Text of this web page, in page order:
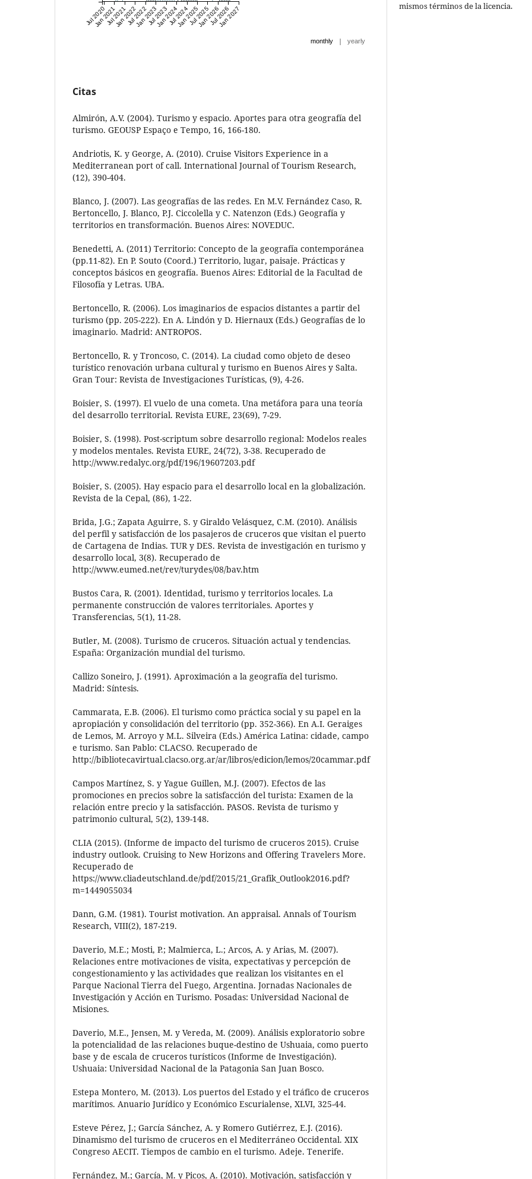
Jul 2020
Jan 2021Jul 2021
Jan 2022Jul 2022
Jan 2023Jul 2023
Jan 2024Jul 2024
Jan 2025Jul 2025
Jan 2026Jul 2026
Jan 2027
monthly | yearly
Citas
Almirón, A.V. (2004). Turismo y espacio. Aportes para otra geografía del
turismo. GEOUSP Espaço e Tempo, 16, 166-180.
Andriotis, K. y George, A. (2010). Cruise Visitors Experience in a
Mediterranean port of call. International Journal of Tourism Research,
(12), 390-404.
Blanco, J. (2007). Las geografías de las redes. En M.V. Fernández Caso, R.
Bertoncello, J. Blanco, P.J. Ciccolella y C. Natenzon (Eds.) Geografía y
territorios en transformación. Buenos Aires: NOVEDUC.
Benedetti, A. (2011) Territorio: Concepto de la geografía contemporánea
(pp.11-82). En P. Souto (Coord.) Territorio, lugar, paisaje. Prácticas y
conceptos básicos en geografía. Buenos Aires: Editorial de la Facultad de
Filosofía y Letras. UBA.
Bertoncello, R. (2006). Los imaginarios de espacios distantes a partir del
turismo (pp. 205-222). En A. Lindón y D. Hiernaux (Eds.) Geografías de lo
imaginario. Madrid: ANTROPOS.
Bertoncello, R. y Troncoso, C. (2014). La ciudad como objeto de deseo
turístico renovación urbana cultural y turismo en Buenos Aires y Salta.
Gran Tour: Revista de Investigaciones Turísticas, (9), 4-26.
Boisier, S. (1997). El vuelo de una cometa. Una metáfora para una teoría
del desarrollo territorial. Revista EURE, 23(69), 7-29.
Boisier, S. (1998). Post-scriptum sobre desarrollo regional: Modelos reales
y modelos mentales. Revista EURE, 24(72), 3-38. Recuperado de
http://www.redalyc.org/pdf/196/19607203.pdf
Boisier, S. (2005). Hay espacio para el desarrollo local en la globalización.
Revista de la Cepal, (86), 1-22.
Brida, J.G.; Zapata Aguirre, S. y Giraldo Velásquez, C.M. (2010). Análisis
del perfil y satisfacción de los pasajeros de cruceros que visitan el puerto
de Cartagena de Indias. TUR y DES. Revista de investigación en turismo y
desarrollo local, 3(8). Recuperado de
http://www.eumed.net/rev/turydes/08/bav.htm
Bustos Cara, R. (2001). Identidad, turismo y territorios locales. La
permanente construcción de valores territoriales. Aportes y
Transferencias, 5(1), 11-28.
Butler, M. (2008). Turismo de cruceros. Situación actual y tendencias.
España: Organización mundial del turismo.
Callizo Soneiro, J. (1991). Aproximación a la geografía del turismo.
Madrid: Síntesis.
Cammarata, E.B. (2006). El turismo como práctica social y su papel en la
apropiación y consolidación del territorio (pp. 352-366). En A.I. Geraiges
de Lemos, M. Arroyo y M.L. Silveira (Eds.) América Latina: cidade, campo
e turismo. San Pablo: CLACSO. Recuperado de
http://bibliotecavirtual.clacso.org.ar/ar/libros/edicion/lemos/20cammar.pdf
Campos Martínez, S. y Yague Guillen, M.J. (2007). Efectos de las
promociones en precios sobre la satisfacción del turista: Examen de la
relación entre precio y la satisfacción. PASOS. Revista de turismo y
patrimonio cultural, 5(2), 139-148.
CLIA (2015). (Informe de impacto del turismo de cruceros 2015). Cruise
industry outlook. Cruising to New Horizons and Offering Travelers More.
Recuperado de
https://www.cliadeutschland.de/pdf/2015/21_Grafik_Outlook2016.pdf?
m=1449055034
Dann, G.M. (1981). Tourist motivation. An appraisal. Annals of Tourism
Research, VIII(2), 187-219.
Daverio, M.E.; Mosti, P.; Malmierca, L.; Arcos, A. y Arias, M. (2007).
Relaciones entre motivaciones de visita, expectativas y percepción de
congestionamiento y las actividades que realizan los visitantes en el
Parque Nacional Tierra del Fuego, Argentina. Jornadas Nacionales de
Investigación y Acción en Turismo. Posadas: Universidad Nacional de
Misiones.
Daverio, M.E., Jensen, M. y Vereda, M. (2009). Análisis exploratorio sobre
la potencialidad de las relaciones buque-destino de Ushuaia, como puerto
base y de escala de cruceros turísticos (Informe de Investigación).
Ushuaia: Universidad Nacional de la Patagonia San Juan Bosco.
Estepa Montero, M. (2013). Los puertos del Estado y el tráfico de cruceros
marítimos. Anuario Jurídico y Económico Escurialense, XLVI, 325-44.
Esteve Pérez, J.; García Sánchez, A. y Romero Gutiérrez, E.J. (2016).
Dinamismo del turismo de cruceros en el Mediterráneo Occidental. XIX
Congreso AECIT. Tiempos de cambio en el turismo. Adeje. Tenerife.
Fernández, M.; García, M. y Picos, A. (2010). Motivación, satisfacción y
mismos términos de la licencia.